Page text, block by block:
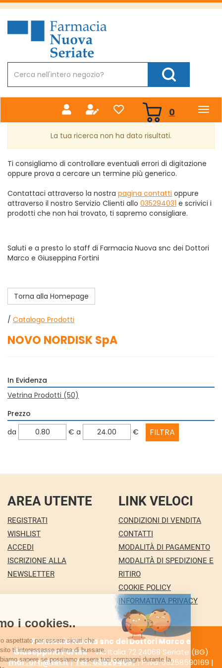
Passa
principale
Farmacia
Nuova
Prodotto
Cerca Prodotto
0 prodotti
inseriti
La tua ricerca non ha dato risultati.
Ti consigliamo di controllare eventuali errori di digitazione
oppure prova a cercare un termine più generico.
Contattaci attraverso la nostra pagina contatti oppure
attraverso il nostro Servizio Clienti allo 035294031 e scrivici i
prodotti che non hai trovato, ti sapremo consigliare.
Saluti e a presto lo staff di Farmacia Nuova snc dei Dottori
Marco e Giuseppina Fortini
Torna alla Homepage
/ Catalogo Prodotti
NOVO NORDISK SpA
In Evidenza
Vetrina Prodotti (50)
Prezzo
filtra
da € filtra
a €
AREA UTENTE
REGISTRATI
WISHLIST
ACCEDI
ISCRIZIONE ALLA
NEWSLETTER
LINK VELOCI
CONDIZIONI DI VENDITA
CONTATTI
MODALITÀ DI PAGAMENTO
MODALITÀ DI SPEDIZIONE E
RITIRO
COOKIE POLICY
INFORMATIVA PRIVACY
Farmacia Nuova snc dei Dottori Marco e
Giuseppina Fortini- Via Italia 72 24068 Seriate (BG)
marforti@tin.it|Tel.: 035294031| P.Iva: 03258590169 |